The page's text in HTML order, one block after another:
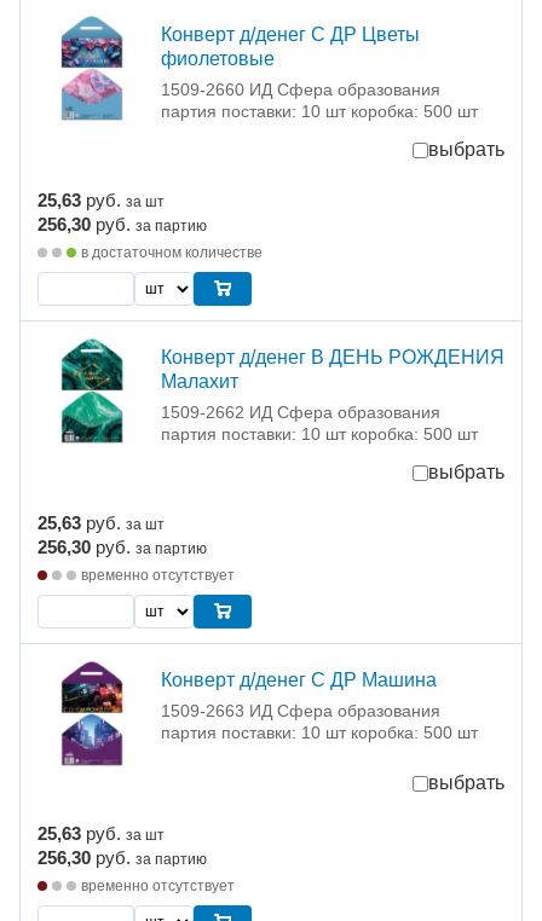
Конверт д/денег С ДР Цветы
фиолетовые
1509-2660 ИД Сфера образования
партия поставки: 10 шт коробка: 500 шт
выбрать
25,63 руб. за шт
256,30 руб. за партию
в достаточном количестве
Конверт д/денег В ДЕНЬ РОЖДЕНИЯ
Малахит
1509-2662 ИД Сфера образования
партия поставки: 10 шт коробка: 500 шт
выбрать
25,63 руб. за шт
256,30 руб. за партию
временно отсутствует
Конверт д/денег С ДР Машина
1509-2663 ИД Сфера образования
партия поставки: 10 шт коробка: 500 шт
выбрать
25,63 руб. за шт
256,30 руб. за партию
временно отсутствует